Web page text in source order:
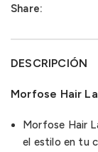
Share:
DESCRIPCIÓN
Morfose Hair
Morfose Hair
el estilo en tu